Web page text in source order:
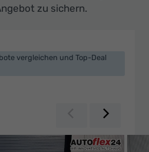
zu sichern.
vergleichen und Top-Deal
Zurück